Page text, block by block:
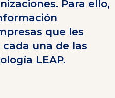
Para ello,
que les
una de las
LEAP.